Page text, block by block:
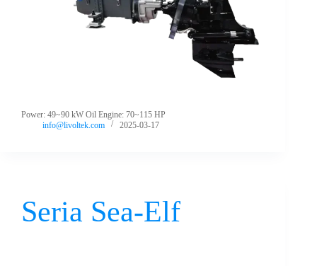
Power: 49~90 kW Oil Engine: 70~115 HP
info@livoltek.com
2025-03-17
Seria Sea-Elf